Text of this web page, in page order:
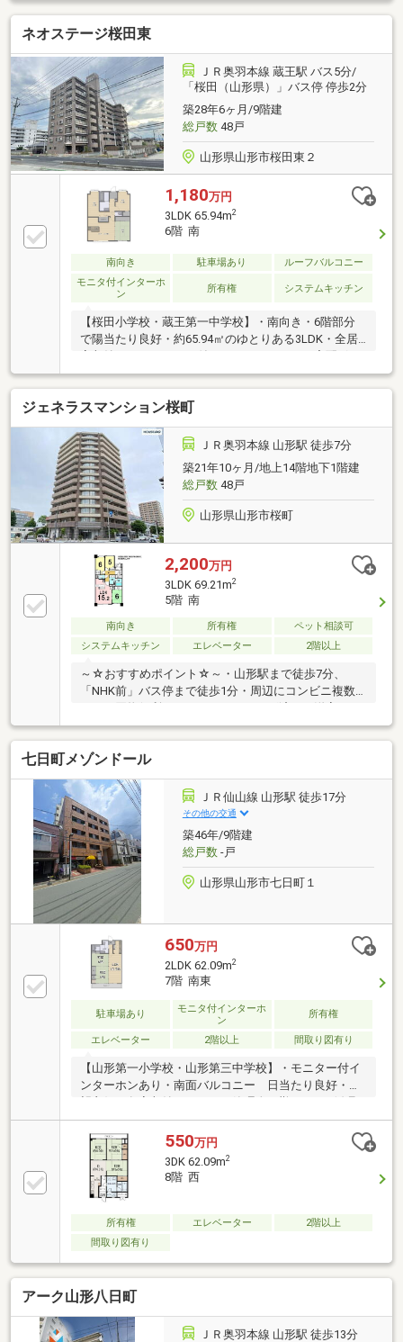
業や趣味のスペースに最適です◇リフォーム: 平成29
年に室内フルリフォームされており、水回りも清潔感
があります
ネオステージ桜田東
ＪＲ奥羽本線 蔵王駅 バス5分/
「桜田（山形県）」バス停 停歩2分
築28年6ヶ月/9階建
総戸数48戸
山形県山形市桜田東２
1,180万円
3LDK 65.94m2
6階 南
南向き 駐車場あり
ルーフバルコニー
モニタ付インターホ
ン
所有権 システムキッチン
【桜田小学校・蔵王第一中学校】・南向き・6階部分
で陽当たり良好・約65.94㎡のゆとりある3LDK・全居
クス完備
ジェネラスマンション桜町
ＪＲ奥羽本線 山形駅 徒歩7分
築21年10ヶ月/地上14階地下1階建
総戸数48戸
山形県山形市桜町
2,200万円
3LDK 69.21m2
5階 南
南向き 所有権
ペット相談可
システムキッチン
エレベーター 2階以上
～☆おすすめポイント☆～・山形駅まで徒歩7分、
「NHK前」バス停まで徒歩1分・周辺にコンビニ複数
ロス、カーペット張替済み・和室の畳は裏返し済み
七日町メゾンドール
ＪＲ仙山線 山形駅 徒歩17分
その他の交通
築46年/9階建
総戸数-戸
山形県山形市七日町１
650万円
2LDK 62.09m2
7階 南東
駐車場あり
モニタ付インターホ
ン
所有権
エレベーター 2階以上 間取り図有り
【山形第一小学校・山形第三中学校】・モニター付イ
ンターホンあり・南面バルコニー 日当たり良好・眺
バス利用便利地
550万円
3DK 62.09m2
8階 西
所有権 エレベーター
2階以上
間取り図有り
アーク山形八日町
ＪＲ奥羽本線 山形駅 徒歩13分